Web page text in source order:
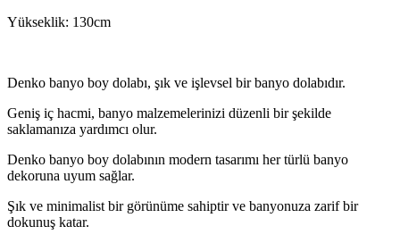
Yükseklik: 130cm
Denko banyo boy dolabı, şık ve işlevsel bir banyo dolabıdır.
Geniş iç hacmi, banyo malzemelerinizi düzenli bir şekilde
saklamanıza yardımcı olur.
Denko banyo boy dolabının modern tasarımı her türlü banyo
dekoruna uyum sağlar.
Şık ve minimalist bir görünüme sahiptir ve banyonuza zarif bir
dokunuş katar.